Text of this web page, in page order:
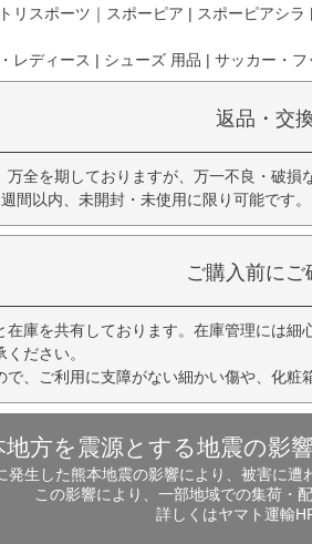
リスポーツ｜スポーピア | スポーピアシラ
レディース | シューズ 用品 | サッカー・
返品・交
全を期しておりますが、万一不良・破
間以内、未開封・未使用に限り可能です。
ご購入前に
在庫を共有しております。在庫管理には
ださい。
、ご利用に支障がない細かい傷や、化粧
地方を震源とする地震の影
発生した熊本地震の影響により、被害に遭
この影響により、一部地域での集荷・
詳しくはヤマト運輸